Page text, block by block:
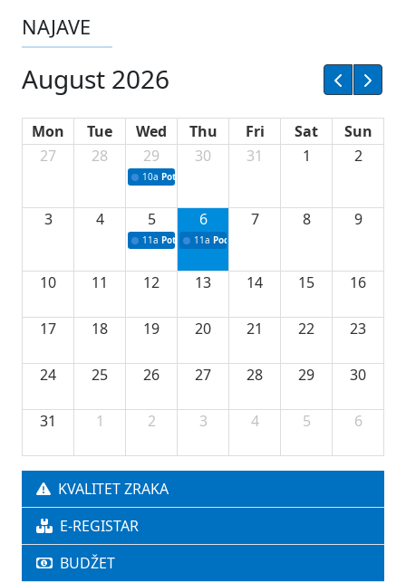
NAJAVE
August 2026
Mon Tue Wed Thu Fri Sat
Sun
27
28 29
10a Potpisivanje ugovora sa neprofitnim
30 31 1 2
3 4 5
11a Potpisivanje ugovora o stipendijama za
6
11a Podrška razvoju vodne infrastrukture u
7 8 9
10 11 12 13 14 15 16
17 18 19 20 21 22 23
24 25 26 27 28 29 30
31 1 2 3 4 5 6
KVALITET ZRAKA
E-REGISTAR
BUDŽET